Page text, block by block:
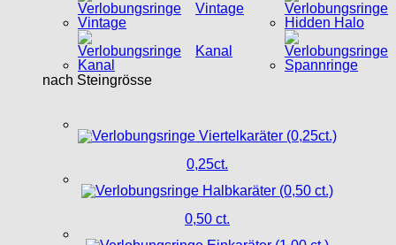
Vintage
Kanal
nach Steingrösse
0,25ct.
0,50 ct.